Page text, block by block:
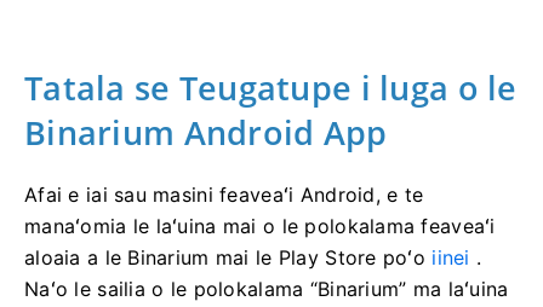
Tatala se Teugatupe i luga o le
Binarium Android App
Afai e iai sau masini feaveaʻi Android, e te
manaʻomia le laʻuina mai o le polokalama feaveaʻi
aloaia a le Binarium mai le Play Store poʻo iinei .
Naʻo le sailia o le polokalama “Binarium” ma laʻuina